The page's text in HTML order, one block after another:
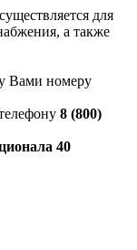
для
а также
Вами номеру
8 (800)
40